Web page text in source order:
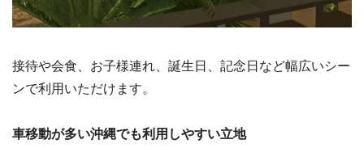
接待や会食、お子様連れ、誕生日、記念日など幅広いシー
ンで利用いただけます。
車移動が多い沖縄でも利用しやすい立地